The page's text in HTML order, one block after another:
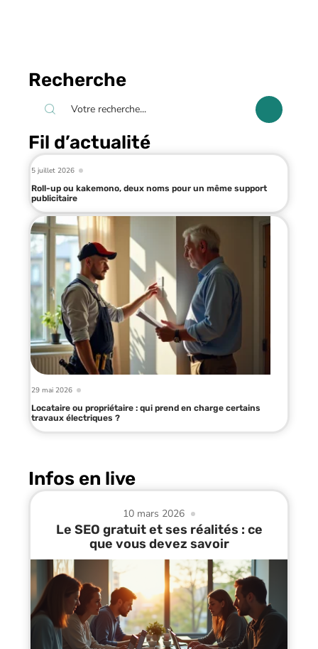
Recherche
Fil d’actualité
5 juillet 2026
Roll-up ou kakemono, deux noms pour un même support
publicitaire
29 mai 2026
Locataire ou propriétaire : qui prend en charge certains
travaux électriques ?
Infos en live
10 mars 2026
Le SEO gratuit et ses réalités : ce
que vous devez savoir